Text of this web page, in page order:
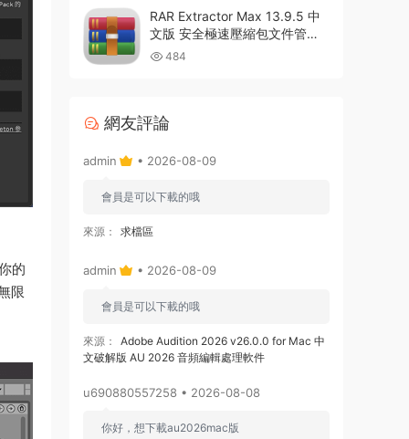
的
限
RAR Extractor Max 13.9.5 中
文版 安全極速壓縮包文件管理
器 484
網友評論
admin • 2026-08-09
會員是可以下載的哦
來源： 求檔區
admin • 2026-08-09
會員是可以下載的哦
來源：
Adobe Audition 2026 v26.0.0 for Mac 中
文破解版 AU 2026 音頻編輯處理軟件
u690880557258 • 2026-08-08
你好，想下載au2026mac版